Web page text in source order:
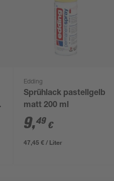
Edding
Sprühlack pastellgelb
matt 200 ml
9,49 €
47,45 € / Liter